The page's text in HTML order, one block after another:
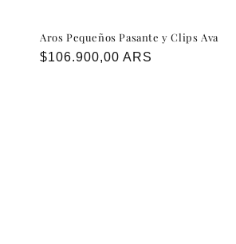
Aros Pequeños Pasante y Clips Ava
Precio
$106.900,00 ARS